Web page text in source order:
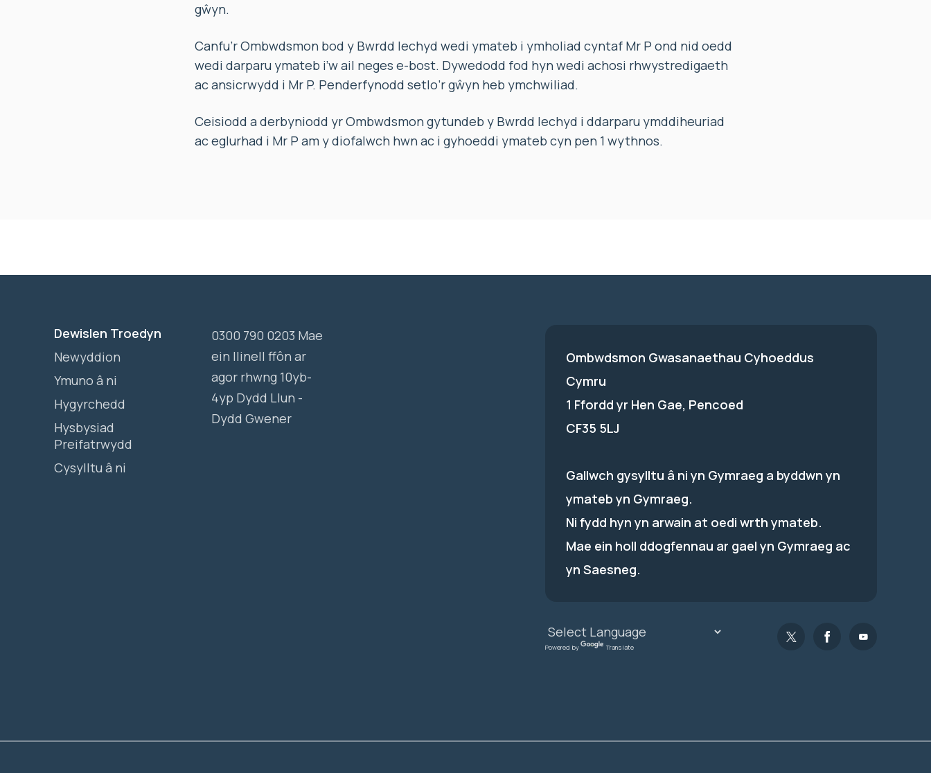
gŵyn.
Canfu’r Ombwdsmon bod y Bwrdd Iechyd wedi ymateb i ymholiad cyntaf Mr P ond nid oedd
wedi darparu ymateb i’w ail neges e-bost. Dywedodd fod hyn wedi achosi rhwystredigaeth
ac ansicrwydd i Mr P. Penderfynodd setlo’r gŵyn heb ymchwiliad.
Ceisiodd a derbyniodd yr Ombwdsmon gytundeb y Bwrdd Iechyd i ddarparu ymddiheuriad
ac eglurhad i Mr P am y diofalwch hwn ac i gyhoeddi ymateb cyn pen 1 wythnos.
Dewislen Troedyn
Newyddion
Ymuno â ni
Hygyrchedd
Hysbysiad
Preifatrwydd
Cysylltu â ni
0300 790 0203 Mae
ein llinell ffôn ar
agor rhwng 10yb-
4yp Dydd Llun -
Dydd Gwener
Ombwdsmon Gwasanaethau Cyhoeddus
Cymru
1 Ffordd yr Hen Gae, Pencoed
CF35 5LJ
Gallwch gysylltu â ni yn Gymraeg a byddwn yn
ymateb yn Gymraeg.
Ni fydd hyn yn arwain at oedi wrth ymateb.
Mae ein holl ddogfennau ar gael yn Gymraeg ac
yn Saesneg.
Powered by Translate